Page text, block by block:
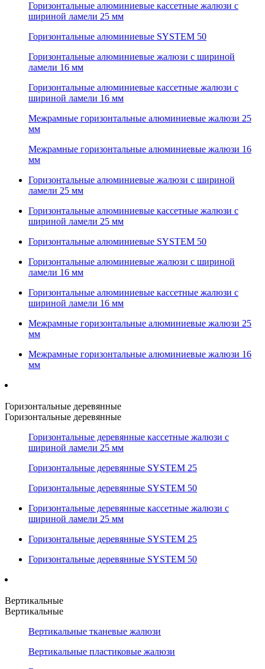
Горизонтальные алюминиевые кассетные жалюзи с
шириной ламели 25 мм
Горизонтальные алюминиевые SYSTEM 50
Горизонтальные алюминиевые жалюзи с шириной
ламели 16 мм
Горизонтальные алюминиевые кассетные жалюзи с
шириной ламели 16 мм
Межрамные горизонтальные алюминиевые жалюзи 25
мм
Межрамные горизонтальные алюминиевые жалюзи 16
мм
Горизонтальные алюминиевые жалюзи с шириной
ламели 25 мм
Горизонтальные алюминиевые кассетные жалюзи с
шириной ламели 25 мм
Горизонтальные алюминиевые SYSTEM 50
Горизонтальные алюминиевые жалюзи с шириной
ламели 16 мм
Горизонтальные алюминиевые кассетные жалюзи с
шириной ламели 16 мм
Межрамные горизонтальные алюминиевые жалюзи 25
мм
Межрамные горизонтальные алюминиевые жалюзи 16
мм
Горизонтальные деревянные
Горизонтальные деревянные
Горизонтальные деревянные кассетные жалюзи с
шириной ламели 25 мм
Горизонтальные деревянные SYSTEM 25
Горизонтальные деревянные SYSTEM 50
Горизонтальные деревянные кассетные жалюзи с
шириной ламели 25 мм
Горизонтальные деревянные SYSTEM 25
Горизонтальные деревянные SYSTEM 50
Вертикальные
Вертикальные
Вертикальные тканевые жалюзи
Вертикальные пластиковые жалюзи